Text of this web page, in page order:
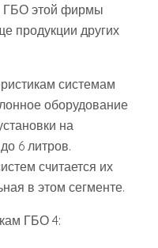
ГБО этой фирмы
продукции других
системам
оборудование
на
6 литров.
считается их
в этом сегменте.
ГБО 4: